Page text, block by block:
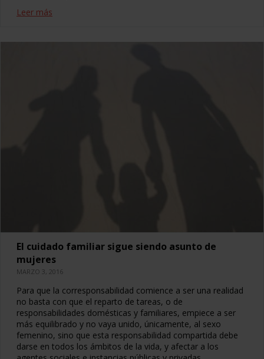
Leer más
El cuidado familiar sigue siendo asunto de
mujeres
MARZO 3, 2016
Para que la corresponsabilidad comience a ser una realidad
no basta con que el reparto de tareas, o de
responsabilidades domésticas y familiares, empiece a ser
más equilibrado y no vaya unido, únicamente, al sexo
femenino, sino que esta responsabilidad compartida debe
darse en todos los ámbitos de la vida, y afectar a los